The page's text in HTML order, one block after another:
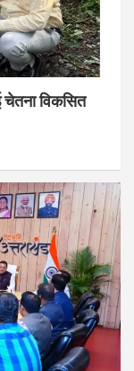
चेतना विकसित